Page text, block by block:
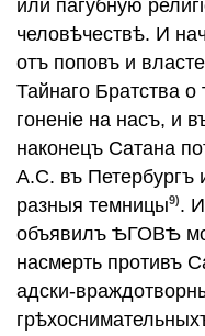
или пагубную
человѣчествѣ. И
отъ поповъ и
Тайнаго Братства
гоненiе на насъ, и
наконецъ Сатана
А.С. въ Петербургъ
разныя темницы9).
объявилъ ѢГОВѢ
насмерть противъ
адски-